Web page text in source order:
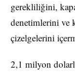
gerekliliğini,
denetimlerini ve
çizelgelerini
2,1 milyon